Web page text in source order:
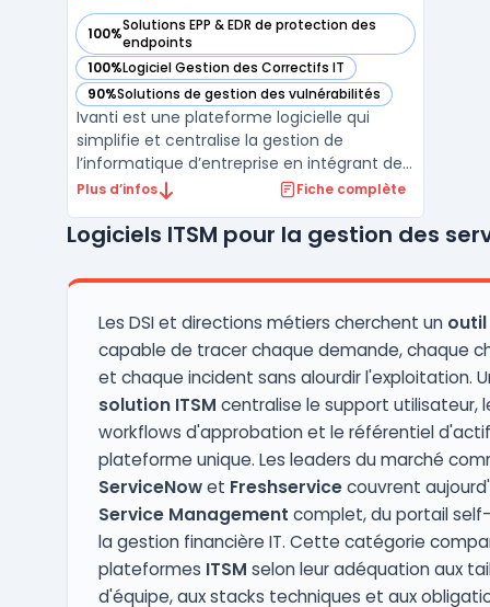
100%Solutions EPP & EDR de protection des
endpoints
— voir Ivanti dans cette catégorie
100%Logiciel Gestion des Correctifs IT
— voir Ivanti dans cette catégorie
90%Solutions de gestion des vulnérabilités
— voir Ivanti dans cette catégorie
Ivanti est une plateforme logicielle qui
simplifie et centralise la gestion de
l’informatique d’entreprise en intégrant des
outils pour la gestion des terminaux, la
gestion des services IT. Conçue pour
modernes, Ivanti a ...
Plus d’infos Fiche complète
Logiciels ITSM pour la gestion des
Les DSI et directions métiers cherchent un outil
capable de tracer chaque demande, chaque
et chaque incident sans alourdir l'exploitation.
solution ITSM centralise le support utilisateur,
workflows d'approbation et le référentiel
plateforme unique. Les leaders du marché
ServiceNowet Freshservicecouvrent
Service Management complet, du portail
la gestion financière IT. Cette catégorie
plateformes ITSM selon leur adéquation aux
d'équipe, aux stacks techniques et aux